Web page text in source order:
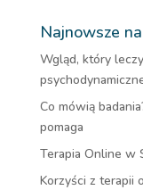
Najnowsze
Wgląd, który
Co mówią
pomaga
Terapia Online w
Korzyści z terapii